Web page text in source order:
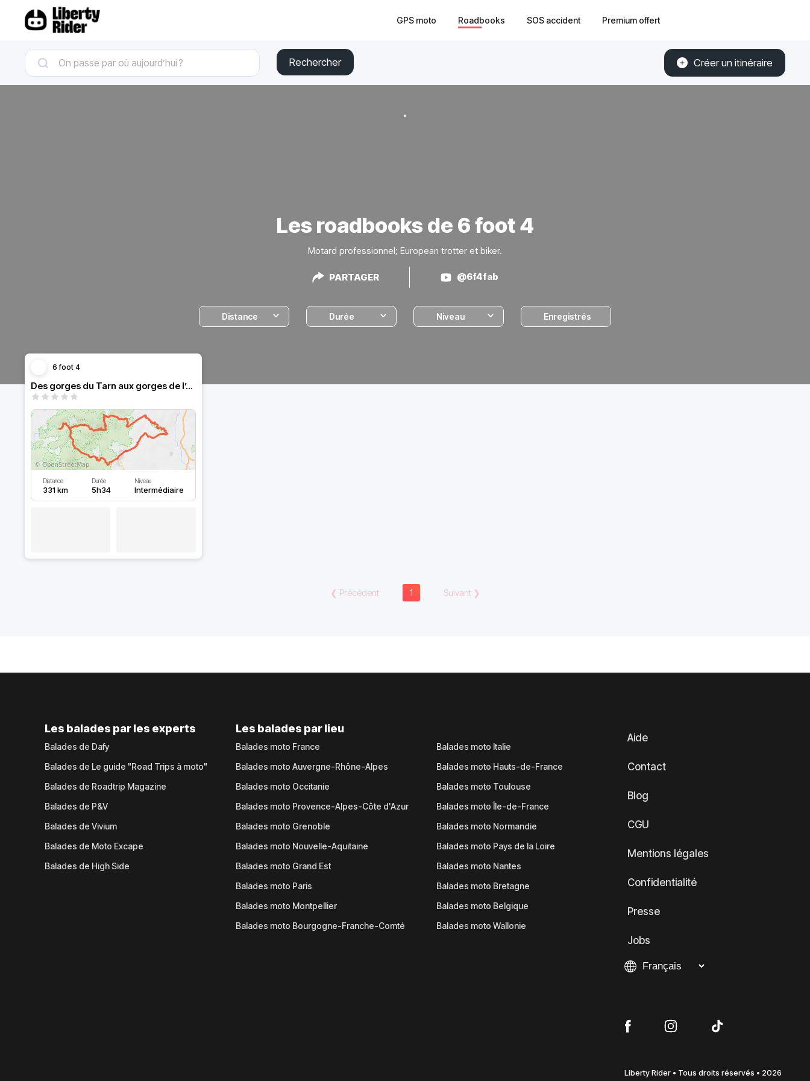
GPS moto Roadbooks SOS accident Premium offert
Rechercher Créer un itinéraire
Les roadbooks de 6 foot 4
Motard professionnel; European trotter et biker.
PARTAGER @6f4fab
Distance Durée Niveau Enregistrés
6 foot 4
Des gorges du Tarn aux gorges de l’Ardeche.
Distance
331 km
Durée
5h34
Niveau
Intermédiaire
❮ Précédent 1 Suivant❯
Les balades par les experts
Balades de Dafy
Balades de Le guide "Road Trips à moto"
Balades de Roadtrip Magazine
Balades de P&V
Balades de Vivium
Balades de Moto Excape
Balades de High Side
Les balades par lieu
Balades moto France
Balades moto Auvergne-Rhône-Alpes
Balades moto Occitanie
Balades moto Provence-Alpes-Côte d'Azur
Balades moto Grenoble
Balades moto Nouvelle-Aquitaine
Balades moto Grand Est
Balades moto Paris
Balades moto Montpellier
Balades moto Bourgogne-Franche-Comté
Balades moto Italie
Balades moto Hauts-de-France
Balades moto Toulouse
Balades moto Île-de-France
Balades moto Normandie
Balades moto Pays de la Loire
Balades moto Nantes
Balades moto Bretagne
Balades moto Belgique
Balades moto Wallonie
Aide
Contact
Blog
CGU
Mentions légales
Confidentialité
Presse
Jobs
Liberty Rider • Tous droits réservés • 2026